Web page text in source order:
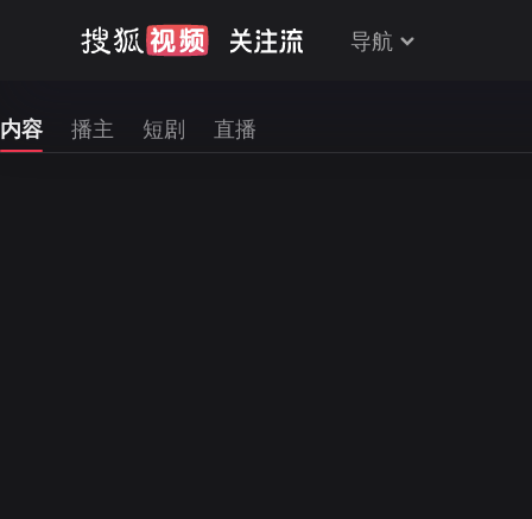
导航
内容 播主 短剧 直播